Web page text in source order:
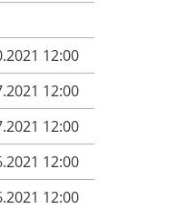
12:00
12:00
12:00
12:00
12:00